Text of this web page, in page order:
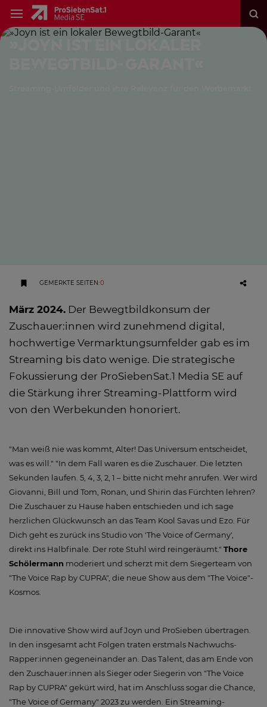
GEMERKTE SEITEN:0
März 2024. Der Bewegtbildkonsum der
Zuschauer:innen wird zunehmend digital,
hochwertige Vermarktungsumfelder gab es im
Streaming bis dato wenige. Die strategische
Fokussierung der ProSiebenSat.1 Media SE auf
die Stärkung ihrer Streaming-Plattform wird
von den Werbekunden honoriert.
"Man weiß nie was kommt, Alter! Das Universum entscheidet,
was es will." "In dem Fall waren es die Zuschauer. Die letzten
Sekunden laufen. 5, 4, 3, 2, 1 – bitte nicht mehr anrufen. Wer wird
Giovanni, Bill und Tom, Ronan, und Shirin das Fürchten lehren?
Die Zuschauer zu Hause haben entschieden und ich sage
herzlichen Glückwunsch an das Team Kool Savas und Ezo. Für
Dich geht es zurück ins Studio von 'The Voice of Germany',
direkt ins Halbfinale. Der rote Stuhl wird reingeräumt." Thore
Schölermann moderiert und scherzt mit dem Siegerteam von
"The Voice Rap by CUPRA", die neue Show aus dem "The Voice"-
Kosmos.
Die innovative Show wird auf Joyn und ProSieben übertragen.
In den insgesamt acht Folgen traten erstmals Nachwuchs-
Rapper:innen gegeneinander an. Das Talent, das am Ende von
den Zuschauer:innen als Sieger oder Siegerin von "The Voice
Rap by CUPRA" gekürt wird, hat im Anschluss sogar die Chance,
"The Voice of Germany" 2023 zu werden. Ein Streaming-